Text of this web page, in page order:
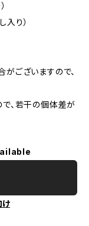
り）
ございますので、
、若干の個体差が
け